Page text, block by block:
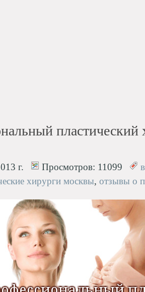
г. Просмотров: 11099
хирурги москвы, отзывы о